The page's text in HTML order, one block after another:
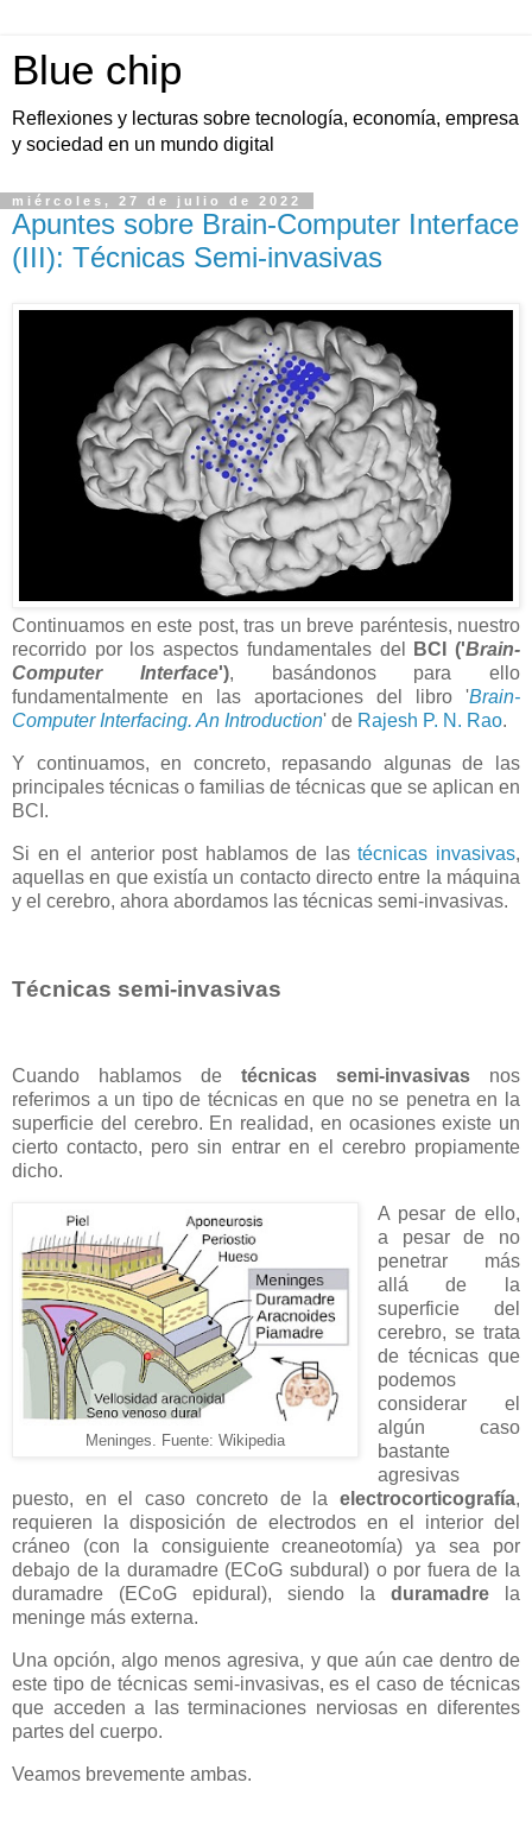
Blue chip
Reflexiones y lecturas sobre tecnología, economía, empresa
y sociedad en un mundo digital
miércoles, 27 de julio de 2022
Apuntes sobre Brain-Computer Interface
(III): Técnicas Semi-invasivas
Continuamos en este post, tras un breve paréntesis, nuestro
recorrido por los aspectos fundamentales del
BCI ('Brain-
Computer Interface'), basándonos para ello
fundamentalmente en las aportaciones del libro 'Brain-
Computer Interfacing. An Introduction' de Rajesh P. N. Rao.
Y continuamos, en concreto, repasando algunas de las
principales técnicas o familias de técnicas que se aplican en
BCI.
Si en el anterior post hablamos de lastécnicas invasivas,
aquellas en que existía un contacto directo entre la máquina
y el cerebro, ahora abordamos las técnicas semi-invasivas.
Técnicas semi-invasivas
Cuando hablamos de técnicas semi-invasivas nos
referimos a un tipo de técnicas en que no se penetra en la
superficie del cerebro. En realidad, en ocasiones existe un
cierto contacto, pero sin entrar en el cerebro propiamente
dicho.
Meninges. Fuente: Wikipedia
A pesar de ello,
a pesar de no
penetrar más
allá de la
superficie del
cerebro, se trata
de técnicas que
podemos
considerar el
algún caso
bastante
agresivas
puesto, en el caso concreto de la electrocorticografía,
requieren la disposición de electrodos en el interior del
cráneo (con la consiguiente creaneotomía) ya sea por
debajo de la duramadre (ECoG subdural) o por fuera de la
duramadre (ECoG epidural), siendo la duramadre la
meninge más externa.
Una opción, algo menos agresiva, y que aún cae dentro de
este tipo de técnicas semi-invasivas, es el caso de técnicas
que acceden a las terminaciones nerviosas en diferentes
partes del cuerpo.
Veamos brevemente ambas.